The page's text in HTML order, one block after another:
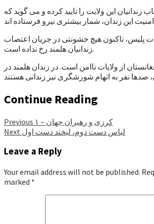
زندانیان این ولایت را تایید کرده و می گوید که
پلیس، تاکنون هیچ خشونتی در جریان اعتصاب
زندانیان هلمند رخ نداده است.
از ولایات ناامن است. در زندان هلمند در
Continue Reading
Previous
کرزی و رهبران جهان – ۱
Next لباس دست دوم، لبخند دست اول
Leave a Reply
Your email address will not be published.
marked *